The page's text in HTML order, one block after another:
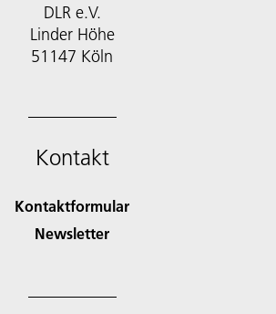
DLR e.V.
Linder Höhe
51147 Köln
Kontakt
Kontaktformular
Newsletter